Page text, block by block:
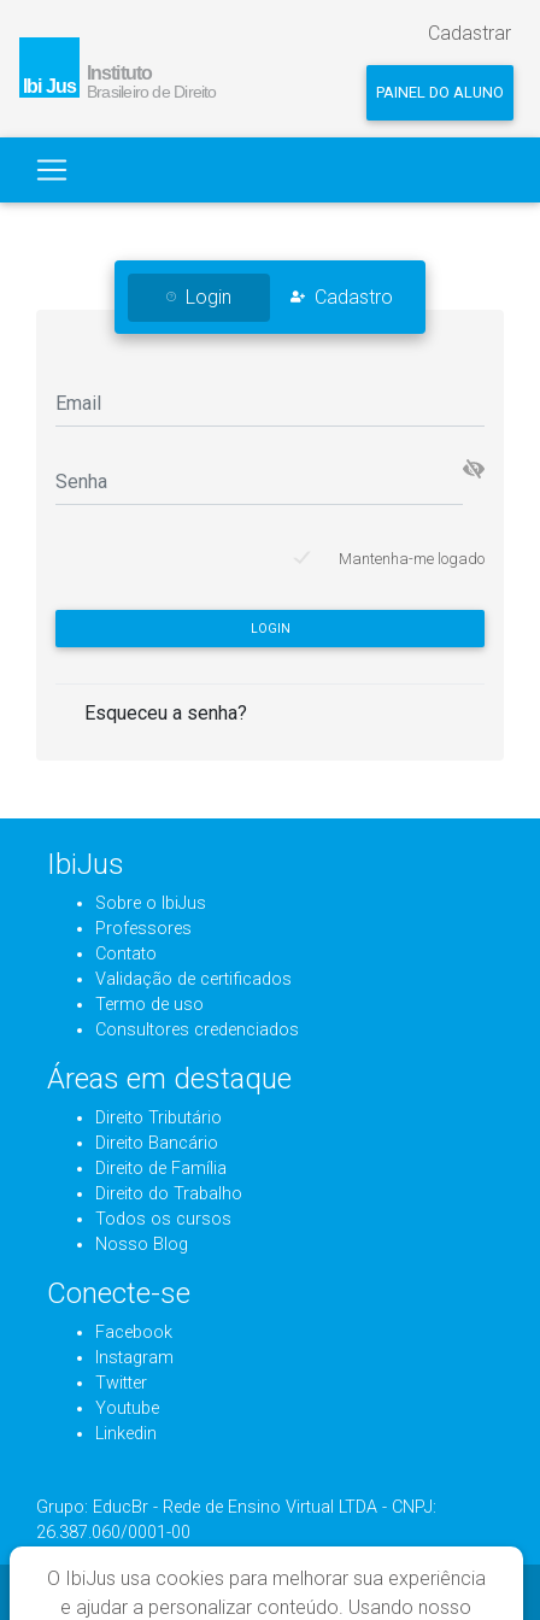
Cadastrar
PAINEL DO ALUNO
Login Cadastro
Mantenha-me logado
LOGIN
Esqueceu a senha?
IbiJus
Sobre o IbiJus
Professores
Contato
Validação de certificados
Termo de uso
Consultores credenciados
Áreas em destaque
Direito Tributário
Direito Bancário
Direito de Família
Direito do Trabalho
Todos os cursos
Nosso Blog
Conecte-se
Facebook
Instagram
Twitter
Youtube
Linkedin
Grupo: EducBr - Rede de Ensino Virtual LTDA - CNPJ:
26.387.060/0001-00
O IbiJus usa cookies para melhorar sua experiência
e ajudar a personalizar conteúdo. Usando nosso